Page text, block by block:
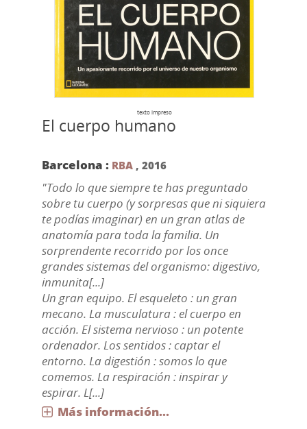
texto impreso
El cuerpo humano
Barcelona : RBA , 2016
"Todo lo que siempre te has preguntado
sobre tu cuerpo (y sorpresas que ni siquiera
te podías imaginar) en un gran atlas de
anatomía para toda la familia. Un
sorprendente recorrido por los once
grandes sistemas del organismo: digestivo,
inmunita[...]
Un gran equipo. El esqueleto : un gran
mecano. La musculatura : el cuerpo en
acción. El sistema nervioso : un potente
ordenador. Los sentidos : captar el
entorno. La digestión : somos lo que
comemos. La respiración : inspirar y
espirar. L[...]
Más información...